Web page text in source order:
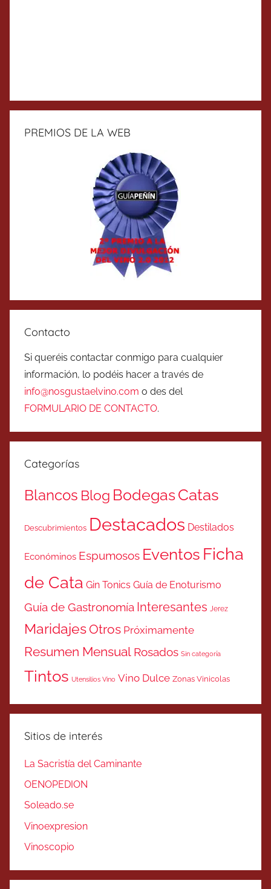
PREMIOS DE LA WEB
Contacto
Si queréis contactar conmigo para cualquier
información, lo podéis hacer a través de
info@nosgustaelvino.com o des del
FORMULARIO DE CONTACTO.
Categorías
Blancos Blog BodegasCatas
Descubrimientos Destacados Destilados
Económinos Espumosos Eventos Ficha
de Cata Gin Tonics Guía de Enoturismo
Guía de Gastronomía Interesantes Jerez
MaridajesOtros Próximamente
Resumen Mensual Rosados Sin categoría
Tintos Utensilios Vino Vino Dulce Zonas Vinicolas
Sitios de interés
La Sacristía del Caminante
OENOPEDION
Soleado.se
Vinoexpresion
Vinoscopio